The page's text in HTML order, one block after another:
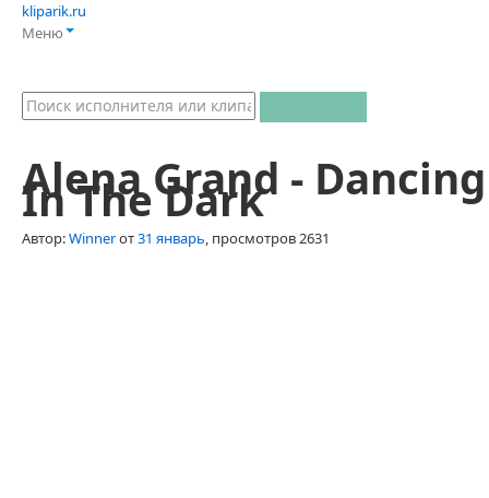
kliparik.ru
Меню
Alena Grand - Dancing
In The Dark
Автор:Winnerот31 январь, просмотров 2631